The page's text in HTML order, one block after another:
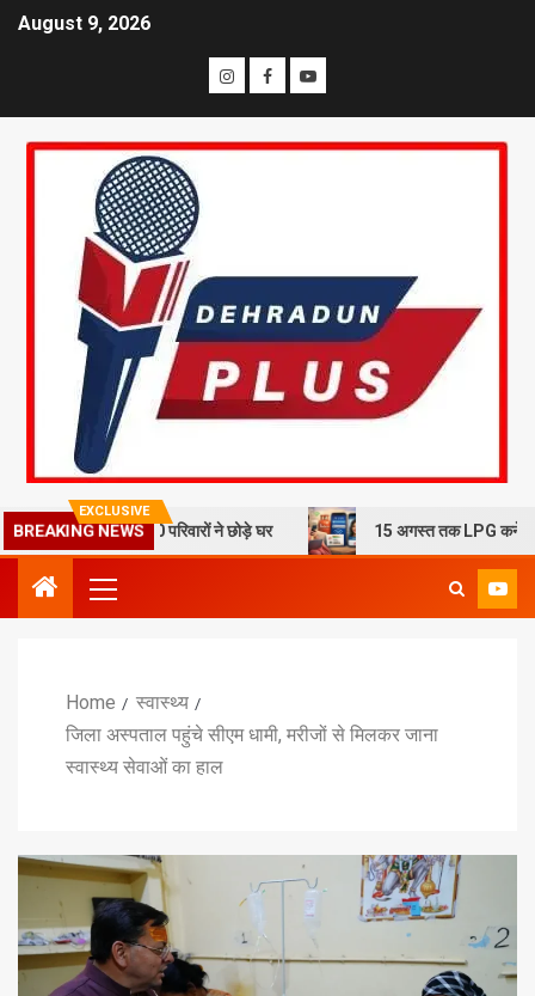
August 9, 2026
EXCLUSIVE
BREAKING NEWS
से दहशत, 10 परिवारों ने छोड़े घर 15 अगस्त तक LPG कनेक्शन की e-
Home
स्वास्थ्य
जिला अस्पताल पहुंचे सीएम धामी, मरीजों से मिलकर जाना
स्वास्थ्य सेवाओं का हाल